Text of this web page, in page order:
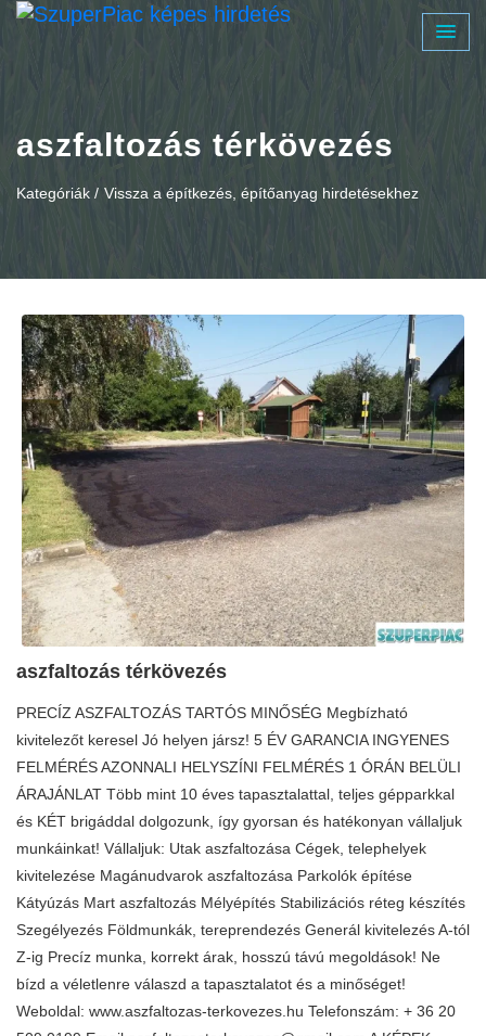
aszfaltozás térkövezés
Kategóriák / Vissza a építkezés, építőanyag hirdetésekhez
aszfaltozás térkövezés
PRECÍZ ASZFALTOZÁS TARTÓS MINŐSÉG Megbízható
kivitelezőt keresel Jó helyen jársz! 5 ÉV GARANCIA INGYENES
FELMÉRÉS AZONNALI HELYSZÍNI FELMÉRÉS 1 ÓRÁN BELÜLI
ÁRAJÁNLAT Több mint 10 éves tapasztalattal, teljes gépparkkal
és KÉT brigáddal dolgozunk, így gyorsan és hatékonyan vállaljuk
munkáinkat! Vállaljuk: Utak aszfaltozása Cégek, telephelyek
kivitelezése Magánudvarok aszfaltozása Parkolók építése
Kátyúzás Mart aszfaltozás Mélyépítés Stabilizációs réteg készítés
Szegélyezés Földmunkák, tereprendezés Generál kivitelezés A-tól
Z-ig Precíz munka, korrekt árak, hosszú távú megoldások! Ne
bízd a véletlenre válaszd a tapasztalatot és a minőséget!
Weboldal: www.aszfaltozas-terkovezes.hu Telefonszám: + 36 20